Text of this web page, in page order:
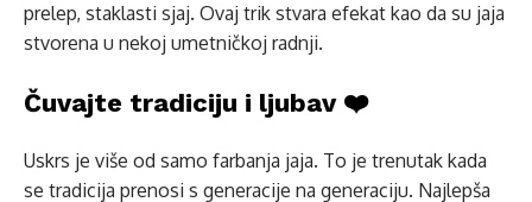
prelep, staklasti sjaj. Ovaj trik stvara efekat kao da su jaja
stvorena u nekoj umetničkoj radnji.
Čuvajte tradiciju i ljubav ❤️
Uskrs je više od samo farbanja jaja. To je trenutak kada
se tradicija prenosi s generacije na generaciju. Najlepša